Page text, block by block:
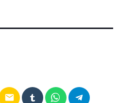
email